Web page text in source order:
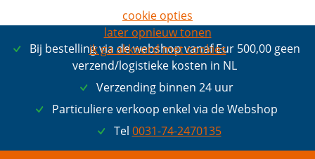
Bij bestelling via de webshop vanaf Eur 500,00 geen
verzend/logistieke kosten in NL
Verzending binnen 24 uur
Particuliere verkoop enkel via de Webshop
Tel 0031-74-2470135
cookie opties
later opnieuw tonen
ik ga akkoord met cookies